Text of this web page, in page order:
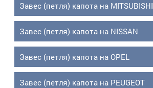
Завес (петля) капота на MITSUBISHI
Завес (петля) капота на NISSAN
Завес (петля) капота на OPEL
Завес (петля) капота на PEUGEOT